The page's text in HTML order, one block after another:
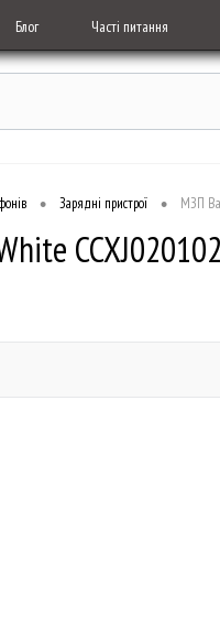
Блог Часті питання
• Зарядні пристрої • МЗП
CCXJ020102